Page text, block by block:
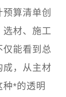
算清单创
选材、施工
仅能看到总
成，从主材
*的透明